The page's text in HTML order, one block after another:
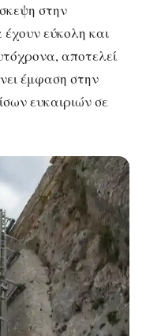
στην
εύκολη και
αποτελεί
έμφαση στην
ευκαιριών σε